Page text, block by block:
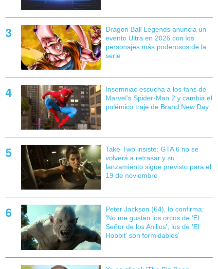
Dragon Ball Legends anuncia un
evento Ultra en 2026 con los
personajes más poderosos de la
serie
Insomniac escucha a los fans de
Marvel's Spider-Man 2 y cambia el
polémico traje de Brand New Day
Take-Two insiste: GTA 6 no se
volverá a retrasar y su
lanzamiento sigue previsto para el
19 de noviembre
Peter Jackson (64), lo confirma:
'No me gustan los orcos de 'El
Señor de los Anillos', los de 'El
Hobbit' son formidables'